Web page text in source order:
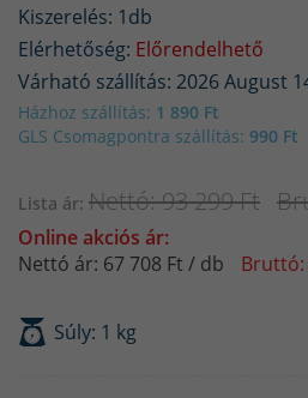
Kiszerelés: 1db
Elérhetőség: Előrendelhető
Várható szállítás: 2026 August
Házhoz szállítás: 1 890 Ft
GLS Csomagpontra szállítás: 990 Ft
Lista ár: Nettó: 93 299 Ft
Online akciós ár:
Nettó ár: 67 708 Ft / db
Bruttó:
Súly: 1 kg